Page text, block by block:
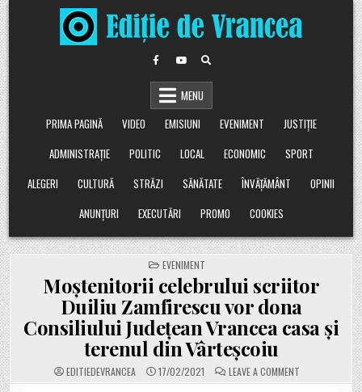
Skip
to
content
MENU
PRIMA PAGINĂ
VIDEO EMISIUNI EVENIMENT
JUSTIȚIE
ADMINISTRAȚIE
POLITIC LOCAL ECONOMIC
SPORT
ALEGERI
CULTURĂ STRĂZI SĂNĂTATE ÎNVĂȚĂMÂNT
OPINII
ANUNȚURI
EXECUTĂRI PROMO COOKIES
POSTED
IN
EVENIMENT
Moștenitorii celebrului scriitor
Duiliu Zamfirescu vor dona
Consiliului Județean Vrancea casa și
terenul din Vârteșcoiu
EDITIEDEVRANCEA 17/02/2021 LEAVE A COMMENT
MOȘTENITORII